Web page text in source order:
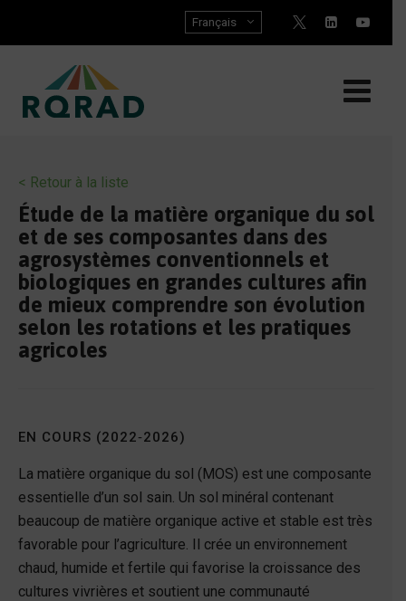
Français
< Retour à la liste
Étude de la matière organique du sol
et de ses composantes dans des
agrosystèmes conventionnels et
biologiques en grandes cultures afin
de mieux comprendre son évolution
selon les rotations et les pratiques
agricoles
EN COURS (2022‑2026)
La matière organique du sol (MOS) est une composante
essentielle d’un sol sain. Un sol minéral contenant
beaucoup de matière organique active et stable est très
favorable pour l’agriculture. Il crée un environnement
chaud, humide et fertile qui favorise la croissance des
cultures vivrières et soutient une communauté